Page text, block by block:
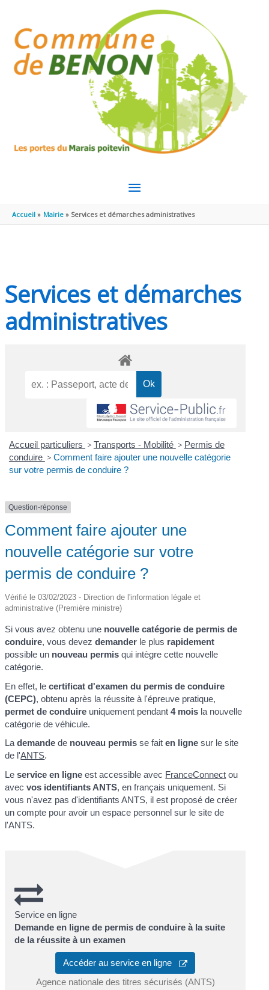
MENU
PRINCIPAL
Accueil Mairie Services et démarches administratives
Services et démarches
administratives
Accueil particuliers > Transports - Mobilité > Permis de
conduire > Comment faire ajouter une nouvelle catégorie
sur votre permis de conduire ?
Question-réponse
Comment faire ajouter une
nouvelle catégorie sur votre
permis de conduire ?
Vérifié le 03/02/2023 - Direction de l'information légale et
administrative (Première ministre)
Si vous avez obtenu une nouvelle catégorie de permis de
conduire, vous devezdemander le plus rapidement
possible un nouveau permis qui intègre cette nouvelle
catégorie.
En effet, lecertificat d'examen du permis de conduire
(CEPC), obtenu après la réussite à l'épreuve pratique,
permet de conduire uniquement pendant4 mois la nouvelle
catégorie de véhicule.
Lademande de nouveau permis se faiten ligne sur le site
de l'ANTS.
Le service en ligne est accessible avec FranceConnect ou
avecvos identifiants ANTS, en français uniquement. Si
vous n'avez pas d'identifiants ANTS, il est proposé de créer
un compte pour avoir un espace personnel sur le site de
l'ANTS.
Service en ligne
Demande en ligne de permis de conduire à la suite
de la réussite à un examen
Accéder au service en ligne
Agence nationale des titres sécurisés (ANTS)